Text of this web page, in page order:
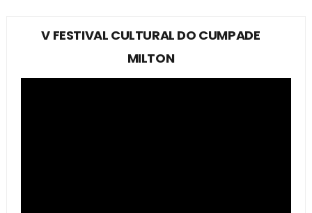
V FESTIVAL CULTURAL DO CUMPADE
MILTON